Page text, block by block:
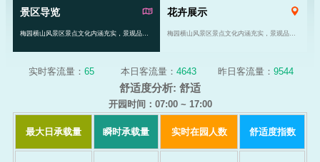
景区导览
梅园横山风景区景点文化内涵充实，景观品位高雅。风景区由原来的81亩发展到现在的千余亩……
花卉展示
梅园横山风景区景点文化内涵充实，景观品位高雅。风景区由原来的81亩发展到现在的千余亩……
实时客流量： 65 本日客流量： 4643 昨日客流量： 9544
舒适度分析: 舒适
开园时间：07:00 ~ 17:00
最大日承载量 瞬时承载量 实时在园人数 舒适度指数